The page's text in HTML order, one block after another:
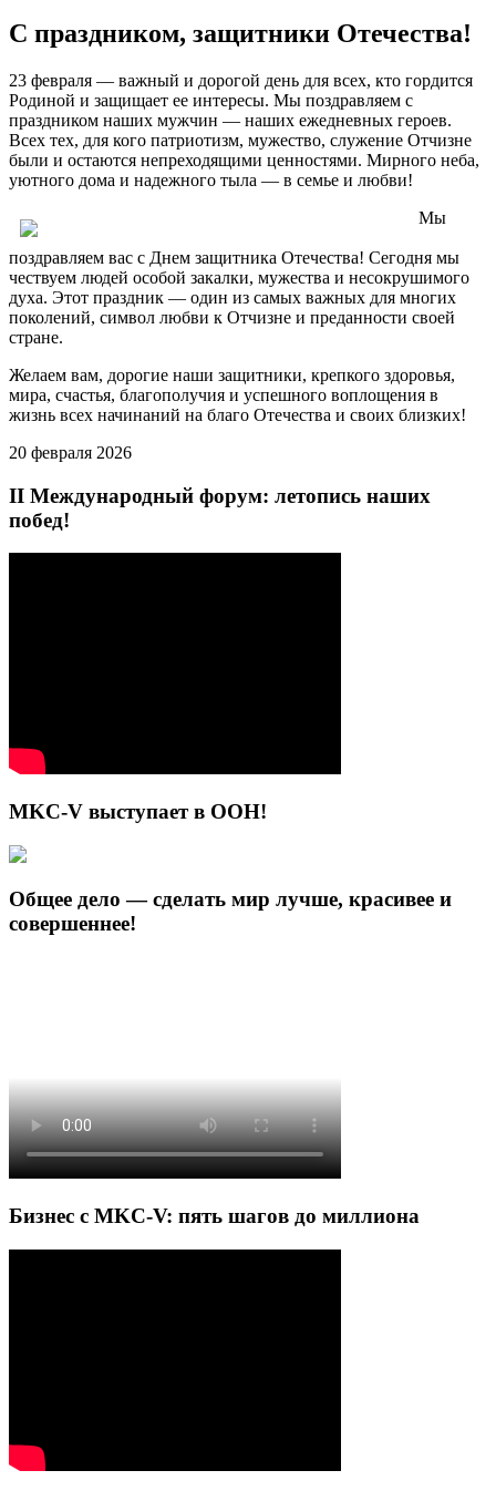
С праздником, защитники Отечества!
23 февраля — важный и дорогой день для всех, кто гордится
Родиной и защищает ее интересы. Мы поздравляем с
праздником наших мужчин — наших ежедневных героев.
Всех тех, для кого патриотизм, мужество, служение Отчизне
были и остаются непреходящими ценностями. Мирного неба,
уютного дома и надежного тыла — в семье и любви!
Мы
поздравляем вас с Днем защитника Отечества! Сегодня мы
чествуем людей особой закалки, мужества и несокрушимого
духа. Этот праздник — один из самых важных для многих
поколений, символ любви к Отчизне и преданности своей
стране.
Желаем вам, дорогие наши защитники, крепкого здоровья,
мира, счастья, благополучия и успешного воплощения в
жизнь всех начинаний на благо Отечества и своих близких!
20 февраля 2026
II Международный форум: летопись наших
побед!
MKC-V выступает в ООН!
Общее дело — сделать мир лучше, красивее и
совершеннее!
Бизнес с MKC-V: пять шагов до миллиона